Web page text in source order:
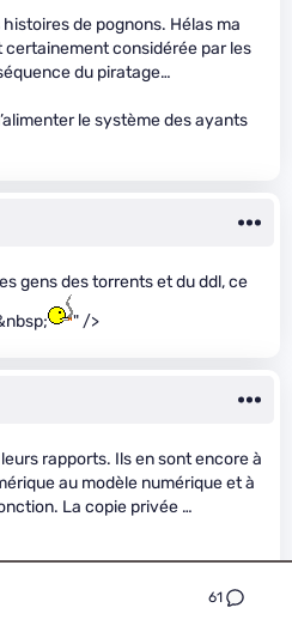
61
de pognons. Hélas ma
considérée par les
du piratage…
le système des ayants
gens des torrents et du ddl, ce
" />
rapports. Ils en sont encore à
au modèle numérique et à
La copie privée …
compte que le numérique est
du monde “matériel” qui existait